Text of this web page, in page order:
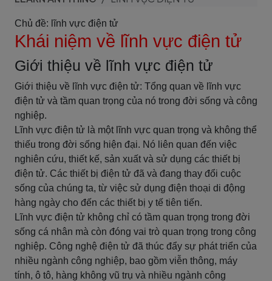
Chủ đề: lĩnh vực điện tử
Khái niệm về lĩnh vực điện tử
Giới thiệu về lĩnh vực điện tử
Giới thiệu về lĩnh vực điện tử: Tổng quan về lĩnh vực
điện tử và tầm quan trọng của nó trong đời sống và công
nghiệp.
Lĩnh vực điện tử là một lĩnh vực quan trọng và không thể
thiếu trong đời sống hiện đại. Nó liên quan đến việc
nghiên cứu, thiết kế, sản xuất và sử dụng các thiết bị
điện tử. Các thiết bị điện tử đã và đang thay đổi cuộc
sống của chúng ta, từ việc sử dụng điện thoại di động
hàng ngày cho đến các thiết bị y tế tiên tiến.
Lĩnh vực điện tử không chỉ có tầm quan trọng trong đời
sống cá nhân mà còn đóng vai trò quan trọng trong công
nghiệp. Công nghệ điện tử đã thúc đẩy sự phát triển của
nhiều ngành công nghiệp, bao gồm viễn thông, máy
tính, ô tô, hàng không vũ trụ và nhiều ngành công